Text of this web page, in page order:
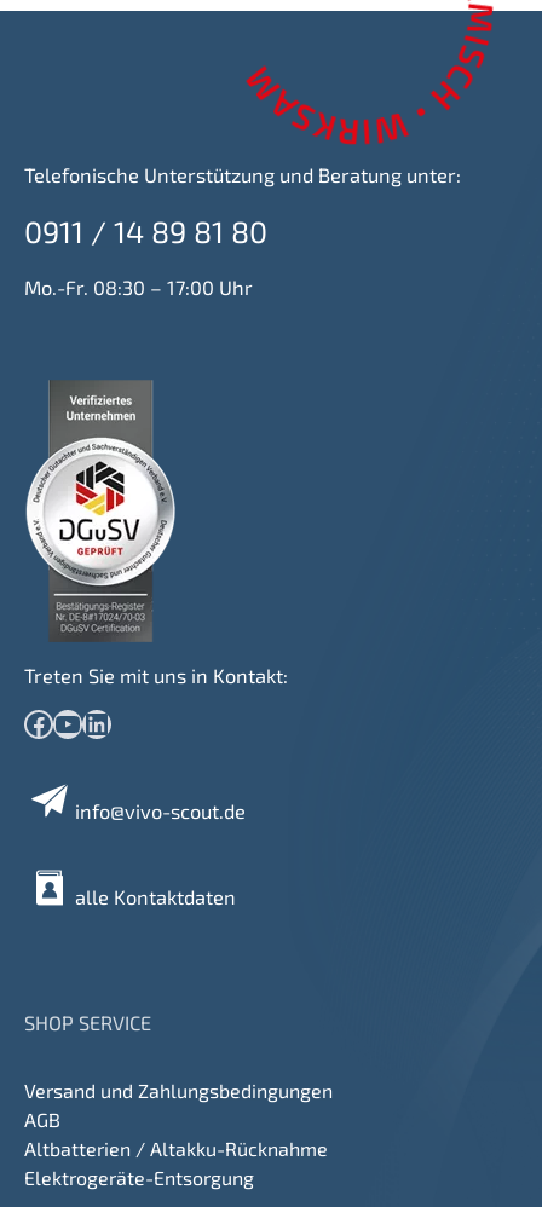
Telefonische Unterstützung und Beratung unter:
0911 / 14 89 81 80
Mo.-Fr. 08:30 – 17:00 Uhr
Treten Sie mit uns in Kontakt:
Facebook YouTube LinkedIn
info@vivo-scout.de
alle Kontaktdaten
SHOP SERVICE
Versand und Zahlungsbedingungen
AGB
Altbatterien / Altakku-Rücknahme
Elektrogeräte-Entsorgung